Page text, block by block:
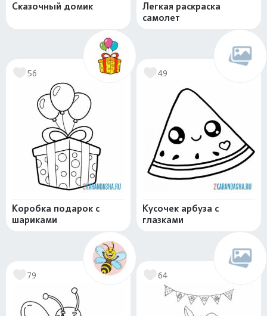
Сказочный домик
Легкая раскраска
самолет
56
Коробка подарок с
шариками
49
Кусочек арбуза с
глазками
79 64